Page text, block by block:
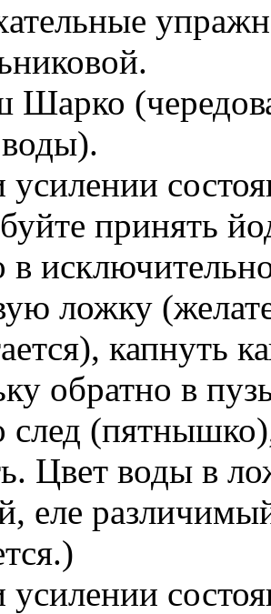
принять
в
ложку
капнуть
обратно в
след
Цвет воды в
еле